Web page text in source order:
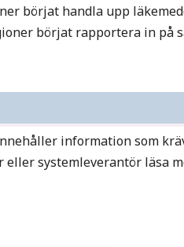
börjat handla upp
börjat rapportera in på
information som
eller systemleverantör läsa